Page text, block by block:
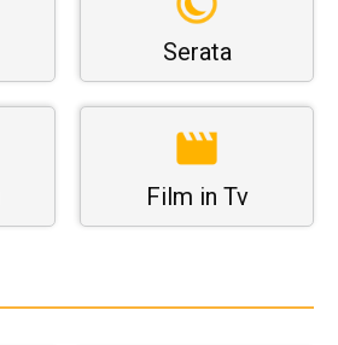
Serata
Film in Tv